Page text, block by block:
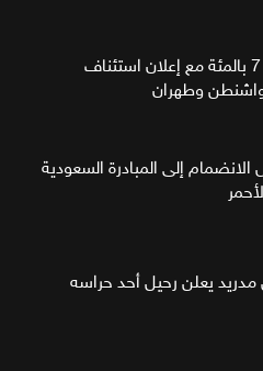
النفط يهبط 7 بالمئة مع إعلان استئناف
وطهران
الانضمام إلى المبادرة السعودية
مدريد يعلن رحيل أحد حراسه